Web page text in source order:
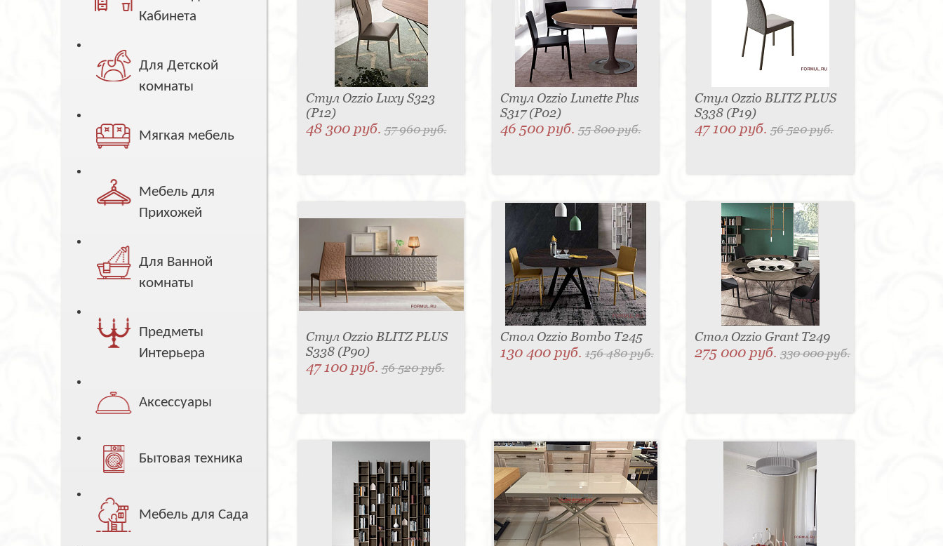
Кабинета
Для Детской
комнаты
Мягкая мебель
Мебель для
Прихожей
Для Ванной
комнаты
Предметы
Интерьера
Аксессуары
Бытовая техника
Мебель для Сада
Стул Ozzio Luxy S323
(P12)
48 300 руб.57 960 руб.
Стул Ozzio Lunette Plus
S317 (P02)
46 500 руб. 55 800 руб.
Стул Ozzio BLITZ PLUS
S338 (P19)
47 100 руб.56 520 руб.
Стул Ozzio BLITZ PLUS
S338 (P90)
47 100 руб.56 520 руб.
Стол Ozzio Bombo T245
130 400 руб. 156 480 руб.
Стол Ozzio Grant T249
275 000 руб.330 000 руб.